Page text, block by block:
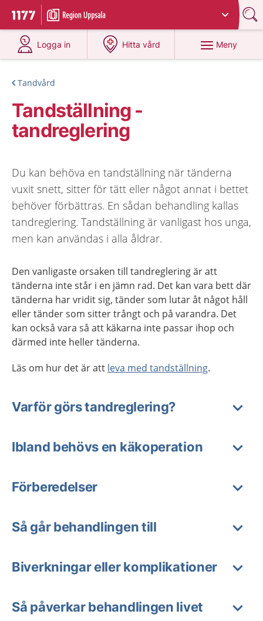
Till startsidan för 1177
Du har valt region
Logga in
på 1177.se
Hitta vård
på 1177.se
Meny
Tandvård
Tandställning -
tandreglering
Du kan behöva en tandställning när tänderna
vuxit snett, sitter för tätt eller något annat i bettet
behöver förbättras. En sådan behandling kallas
tandreglering. Tandställning är vanligast hos unga,
men kan användas i alla åldrar.
Den vanligaste orsaken till tandreglering är att
tänderna inte står i en jämn rad. Det kan vara bett där
tänderna har vridit sig, tänder som lutar åt något håll
eller tänder som sitter trångt och på varandra. Det
kan också vara så att käkarna inte passar ihop och
därmed inte heller tänderna.
Läs om hur det är att leva med tandställning.
Varför görs tandreglering?
Ibland behövs en käkoperation
Förberedelser
Så går behandlingen till
Biverkningar eller komplikationer
Så påverkar behandlingen livet